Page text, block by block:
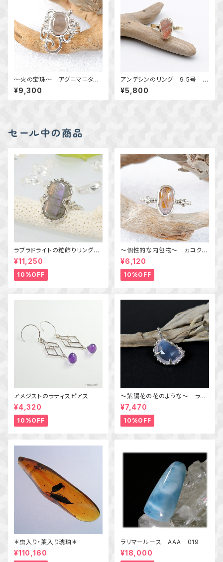
～火の宝珠～ アグニマニタイ
トの唐草粒リング 14号 天
然石アクセサリー 指輪 一点
物
¥9,300
アンデシンのリング 9.5号 ～
真鍮～ 天然石アクセサリー
指輪 一点物 macari
¥5,800
セール中の商品
ラブラドライトの粒飾りリング
（パープル＆オレンジ） 16号
¥11,250
10%OFF
～個性的な内包物～ カコクセ
ナイトインアメジストの粒飾りリ
ング 10号 天然石アクセサリ
ー 一点物 macari
¥6,120
10%OFF
アメジストのラティスピアス
¥4,320
10%OFF
～紫陽花の花のような～ ラベ
ンダークォーツの粒飾りペンダ
ント 天然石アクセサリー
一点物
¥7,470
10%OFF
＊虫入り・葉入り琥珀＊
¥110,160
ラリマールース AAA 019
¥18,000